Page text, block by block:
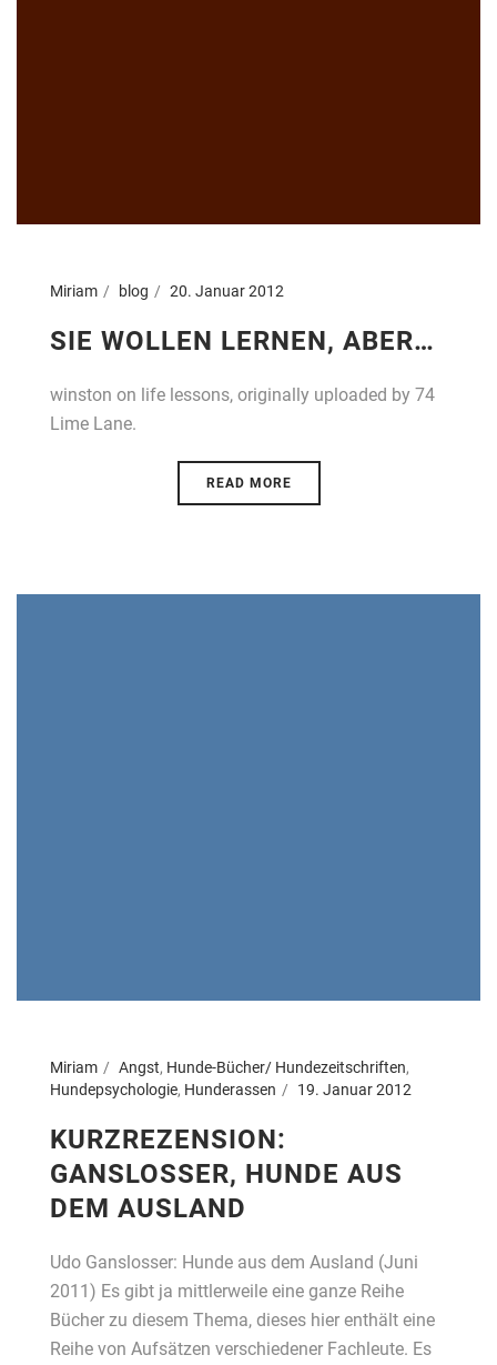
Miriam blog 20. Januar 2012
SIE WOLLEN LERNEN, ABER…
winston on life lessons, originally uploaded by 74
Lime Lane.
READ MORE
Miriam Angst, Hunde-Bücher/ Hundezeitschriften,
Hundepsychologie, Hunderassen 19. Januar 2012
KURZREZENSION:
GANSLOSSER, HUNDE AUS
DEM AUSLAND
Udo Ganslosser: Hunde aus dem Ausland (Juni
2011) Es gibt ja mittlerweile eine ganze Reihe
Bücher zu diesem Thema, dieses hier enthält eine
Reihe von Aufsätzen verschiedener Fachleute. Es